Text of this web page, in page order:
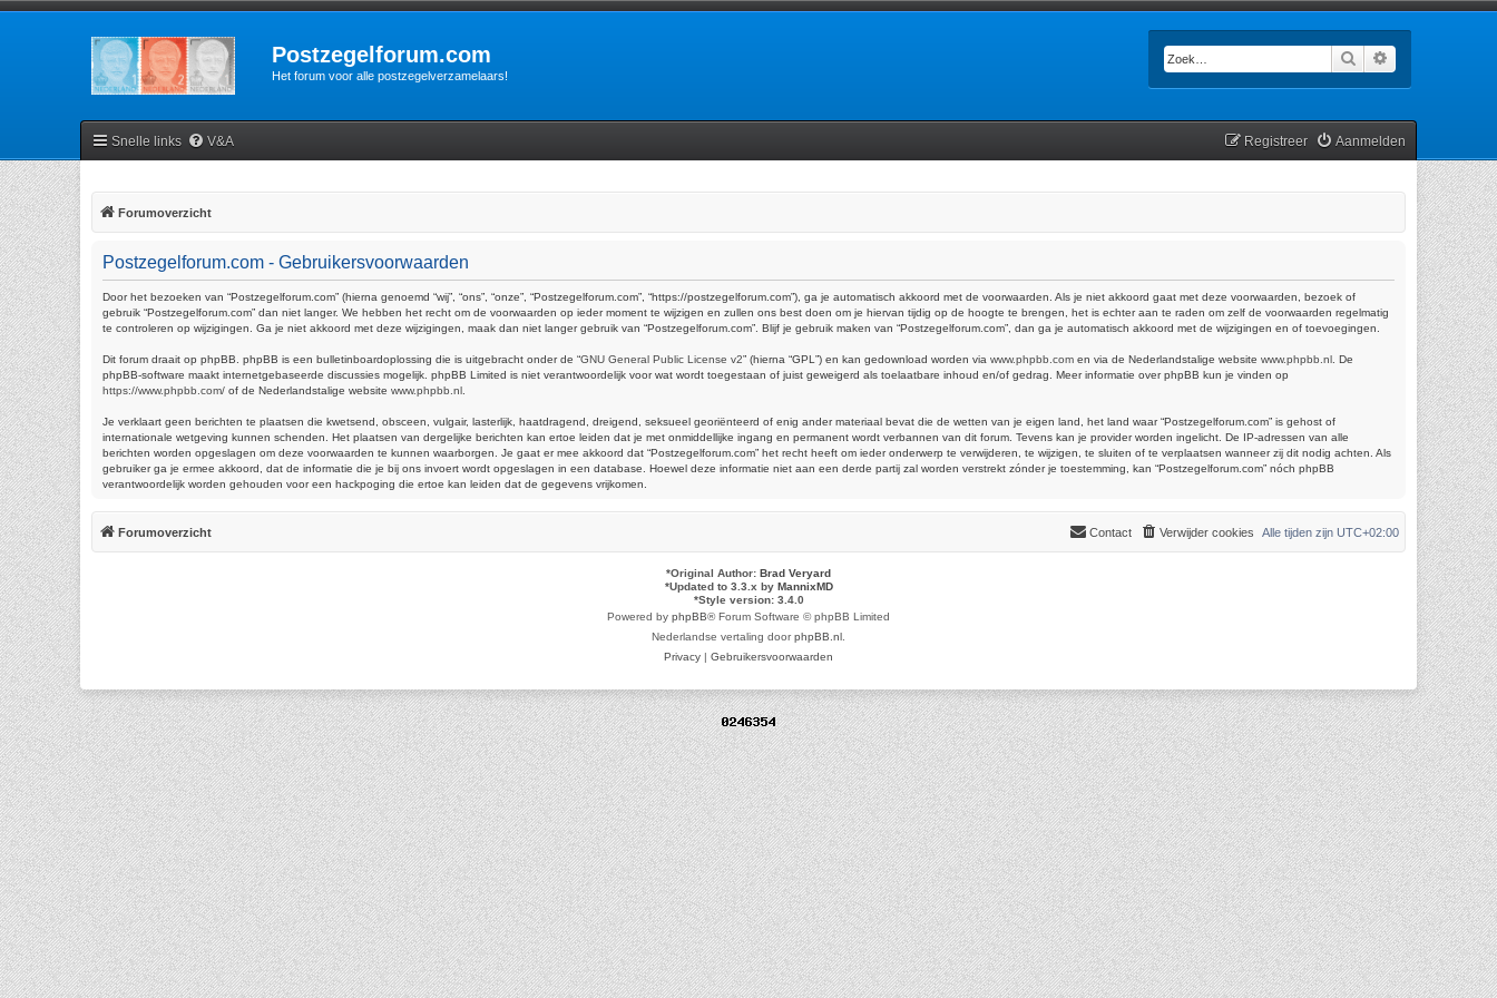
Postzegelforum.com
Het forum voor alle postzegelverzamelaars!
Zoek
Snelle links V&A Aanmelden
Registreer
Forumoverzicht
Postzegelforum.com - Gebruikersvoorwaarden
Door het bezoeken van “Postzegelforum.com” (hierna genoemd “wij”, “ons”, “onze”, “Postzegelforum.com”, “https://postzegelforum.com”), ga je automatisch akkoord met de voorwaarden. Als je niet akkoord gaat met deze voorwaarden, bezoek of
gebruik “Postzegelforum.com” dan niet langer. We hebben het recht om de voorwaarden op ieder moment te wijzigen en zullen ons best doen om je hiervan tijdig op de hoogte te brengen, het is echter aan te raden om zelf de voorwaarden regelmatig
te controleren op wijzigingen. Ga je niet akkoord met deze wijzigingen, maak dan niet langer gebruik van “Postzegelforum.com”. Blijf je gebruik maken van “Postzegelforum.com”, dan ga je automatisch akkoord met de wijzigingen en of toevoegingen.
Dit forum draait op phpBB. phpBB is een bulletinboardoplossing die is uitgebracht onder de “GNU General Public License v2” (hierna “GPL”) en kan gedownload worden via www.phpbb.com en via de Nederlandstalige website www.phpbb.nl . De
phpBB-software maakt internetgebaseerde discussies mogelijk. phpBB Limited is niet verantwoordelijk voor wat wordt toegestaan of juist geweigerd als toelaatbare inhoud en/of gedrag. Meer informatie over phpBB kun je vinden op
https://www.phpbb.com/ of de Nederlandstalige website www.phpbb.nl
Je verklaart geen berichten te plaatsen die kwetsend, obsceen, vulgair, lasterlijk, haatdragend, dreigend, seksueel georiënteerd of enig ander materiaal bevat die de wetten van je eigen land, het land waar “Postzegelforum.com” is gehost of
internationale wetgeving kunnen schenden. Het plaatsen van dergelijke berichten kan ertoe leiden dat je met onmiddellijke ingang en permanent wordt verbannen van dit forum. Tevens kan je provider worden ingelicht. De IP-adressen van alle
berichten worden opgeslagen om deze voorwaarden te kunnen waarborgen. Je gaat er mee akkoord dat “Postzegelforum.com” het recht heeft om ieder onderwerp te verwijderen, te wijzigen, te sluiten of te verplaatsen wanneer zij dit nodig achten. Als
gebruiker ga je ermee akkoord, dat de informatie die je bij ons invoert wordt opgeslagen in een database. Hoewel deze informatie niet aan een derde partij zal worden verstrekt zónder je toestemming, kan “Postzegelforum.com” nóch phpBB
verantwoordelijk worden gehouden voor een hackpoging die ertoe kan leiden dat de gegevens vrijkomen.
Forumoverzicht Alle tijden zijn UTC+02:00
Verwijder cookies
Contact
*Original Author: Brad Veryard
*Updated to 3.3.x by MannixMD
*Style version: 3.4.0
Powered by phpBB® Forum Software © phpBB Limited
Nederlandse vertaling doorphpBB.nl
Privacy | Gebruikersvoorwaarden